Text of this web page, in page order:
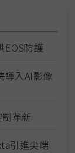
EOS防護
導入AI影像
革新
引進尖端